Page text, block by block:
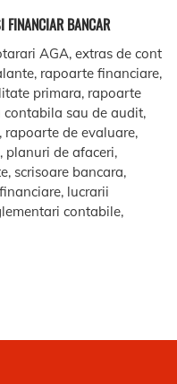
FINANCIAR BANCAR
AGA, extras de cont
rapoarte financiare,
primara, rapoarte
sau de audit,
de evaluare,
planuri de afaceri,
scrisoare bancara,
lucrarii
contabile,